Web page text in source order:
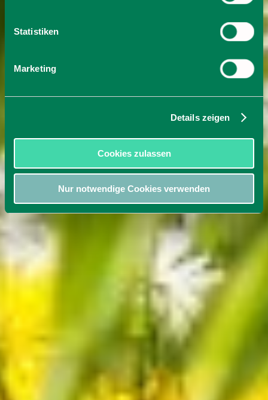
Statistiken
Marketing
Details zeigen
Cookies zulassen
Nur notwendige Cookies verwenden